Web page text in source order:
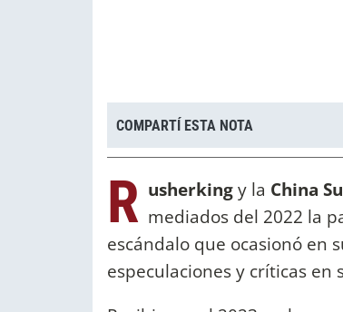
COMPARTÍ ESTA NOTA
R usherkingy la China
mediados del 2022 la
escándalo que ocasionó en
especulaciones y críticas en